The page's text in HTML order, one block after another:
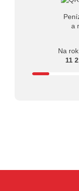
a
Na
11